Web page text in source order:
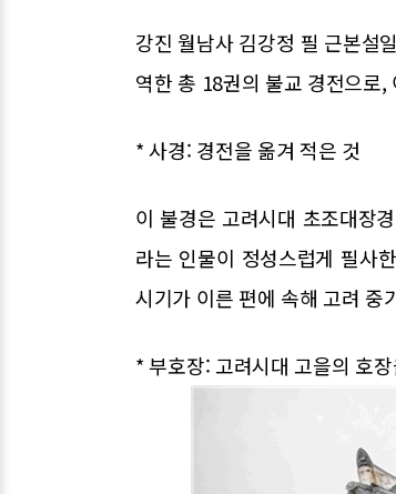
강진 월남사 김강정 필 근본설
역한 총 18권의 불교 경전으로
* 사경: 경전을 옮겨 적은 것
이 불경은 고려시대 초조대장
라는 인물이 정성스럽게 필사
시기가 이른 편에 속해 고려 중
* 부호장: 고려시대 고을의 호